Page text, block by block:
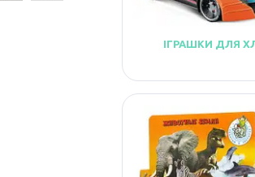
ІГРАШКИ ДЛЯ